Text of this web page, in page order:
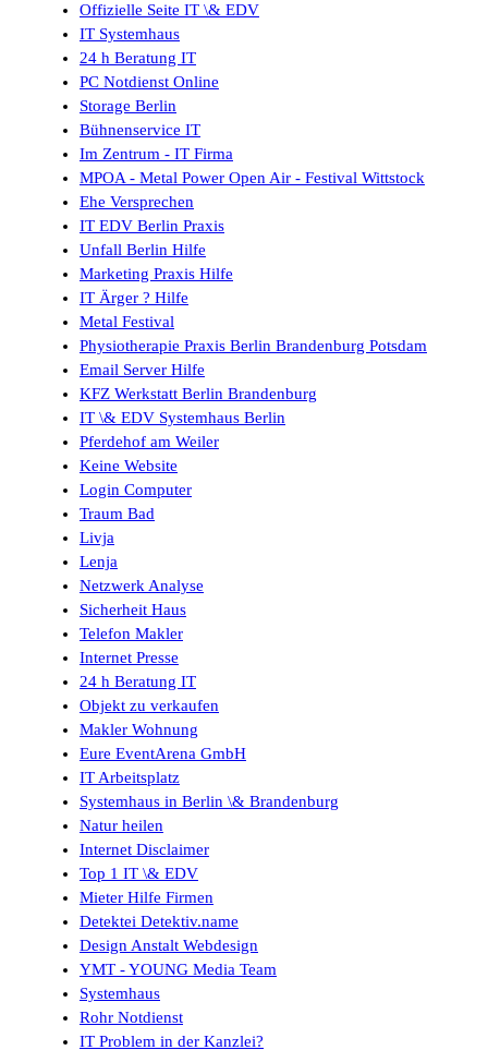
Offizielle Seite IT \& EDV
IT Systemhaus
24 h Beratung IT
PC Notdienst Online
Storage Berlin
Bühnenservice IT
Im Zentrum - IT Firma
MPOA - Metal Power Open Air - Festival Wittstock
Ehe Versprechen
IT EDV Berlin Praxis
Unfall Berlin Hilfe
Marketing Praxis Hilfe
IT Ärger ? Hilfe
Metal Festival
Physiotherapie Praxis Berlin Brandenburg Potsdam
Email Server Hilfe
KFZ Werkstatt Berlin Brandenburg
IT \& EDV Systemhaus Berlin
Pferdehof am Weiler
Keine Website
Login Computer
Traum Bad
Livja
Lenja
Netzwerk Analyse
Sicherheit Haus
Telefon Makler
Internet Presse
24 h Beratung IT
Objekt zu verkaufen
Makler Wohnung
Eure EventArena GmbH
IT Arbeitsplatz
Systemhaus in Berlin \& Brandenburg
Natur heilen
Internet Disclaimer
Top 1 IT \& EDV
Mieter Hilfe Firmen
Detektei Detektiv.name
Design Anstalt Webdesign
YMT - YOUNG Media Team
Systemhaus
Rohr Notdienst
IT Problem in der Kanzlei?